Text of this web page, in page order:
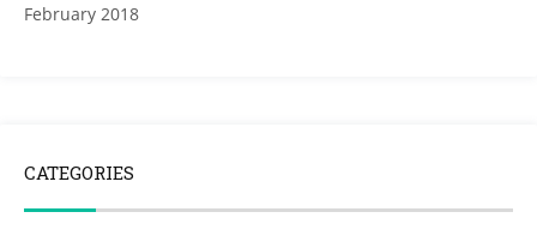
February 2018
CATEGORIES